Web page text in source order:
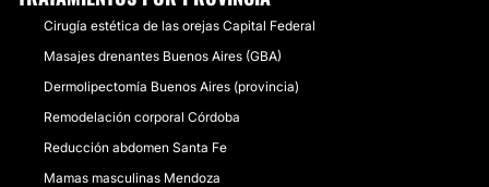
Cirugía estética de las orejas Capital Federal
Masajes drenantes Buenos Aires (GBA)
Dermolipectomía Buenos Aires (provincia)
Remodelación corporal Córdoba
Reducción abdomen Santa Fe
Mamas masculinas Mendoza